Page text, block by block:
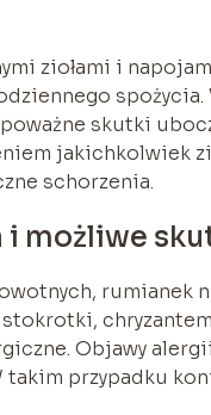
ziołami i
skutki
jakichkolwiek
schorzenia.
i możliwe
rumianek
Objawy
przypadku